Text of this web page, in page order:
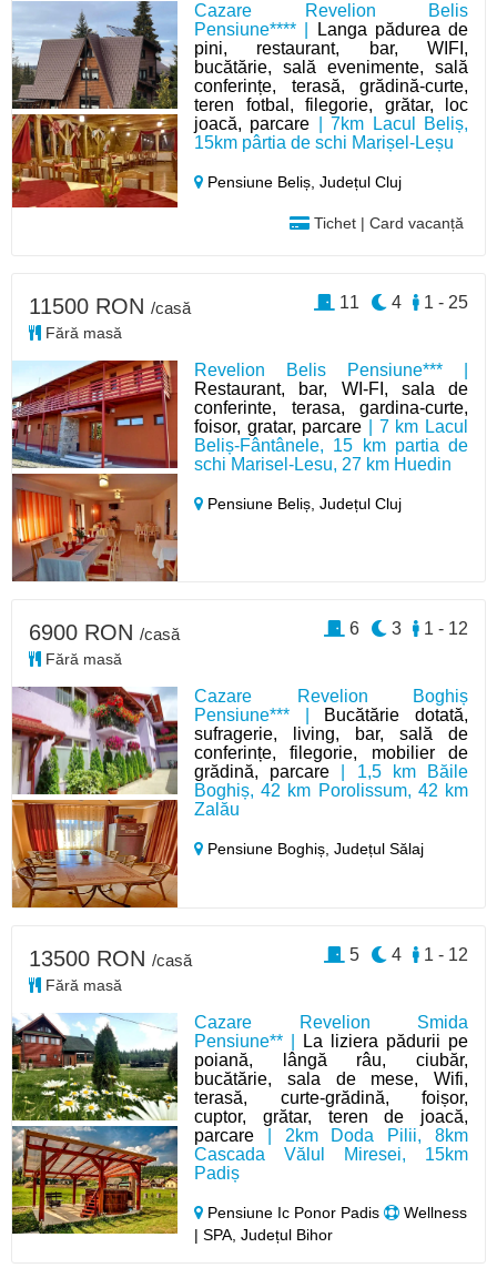
Cazare Revelion Belis
Pensiune**** |
Langa pădurea de
pini, restaurant, bar, WIFI,
bucătărie, sală evenimente, sală
conferințe, terasă, grădină-curte,
teren fotbal, filegorie, grătar, loc
joacă, parcare | 7km Lacul Beliș,
15km pârtia de schi Marișel-Leșu
Pensiune Beliș,Județul Cluj
Tichet | Card vacanță
Revelion Belis Pensiune*** |
Restaurant, bar, WI-FI, sala de
conferinte, terasa, gardina-curte,
foisor, gratar, parcare | 7 km Lacul
Beliș-Fântânele, 15 km partia de
schi Marisel-Lesu, 27 km Huedin
Pensiune Beliș,Județul Cluj
11500 RON /casă
Fără masă
1 - 25
4
11
Cazare Revelion Boghiș
Pensiune*** | Bucătărie dotată,
sufragerie, living, bar, sală de
conferințe, filegorie, mobilier de
grădină, parcare | 1,5 km Băile
Boghiș, 42 km Porolissum, 42 km
Zalău
Pensiune Boghiș,Județul Sălaj
6900 RON /casă
Fără masă
1 - 12
3
6
Cazare Revelion Smida
Pensiune** |
La liziera pădurii pe
poiană, lângă râu, ciubăr,
bucătărie, sala de mese, Wifi,
terasă, curte-grădină, foișor,
cuptor, grătar, teren de joacă,
parcare | 2km Doda Pilii, 8km
Cascada Vălul Miresei, 15km
Padiș
Pensiune Ic Ponor Padis
Wellness
| SPA, Județul Bihor
13500 RON /casă
Fără masă
1 - 12
4
5